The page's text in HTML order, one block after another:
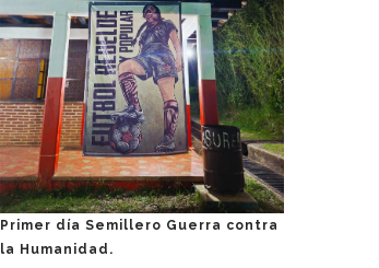
Primer día Semillero Guerra contra
la Humanidad.